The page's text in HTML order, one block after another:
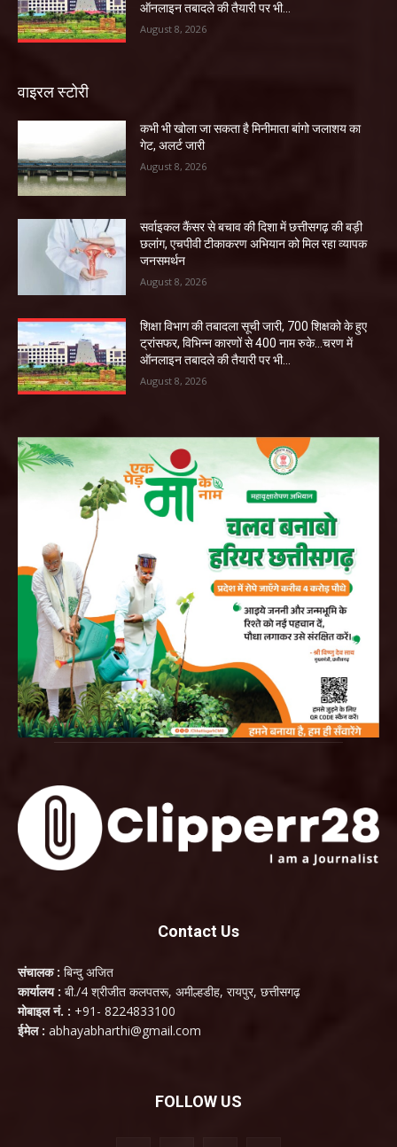
ऑनलाइन तबादले की तैयारी पर भी...
August 8, 2026
वाइरल स्टोरी
कभी भी खोला जा सकता है मिनीमाता बांगो जलाशय का
गेट, अलर्ट जारी
August 8, 2026
सर्वाइकल कैंसर से बचाव की दिशा में छत्तीसगढ़ की बड़ी
छलांग, एचपीवी टीकाकरण अभियान को मिल रहा व्यापक
जनसमर्थन
August 8, 2026
शिक्षा विभाग की तबादला सूची जारी, 700 शिक्षको के हुए
ट्रांसफर, विभिन्न कारणों से 400 नाम रुके…चरण में
ऑनलाइन तबादले की तैयारी पर भी...
August 8, 2026
Contact Us
संचालक : बिन्दु अजित
कार्यालय : बी./4 श्रीजीत कलपतरू, अमील्हडीह, रायपुर, छत्तीसगढ़
मोबाइल नं. : +91- 8224833100
ईमेल : abhayabharthi@gmail.com
FOLLOW US